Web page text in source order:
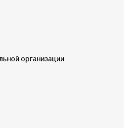
организации